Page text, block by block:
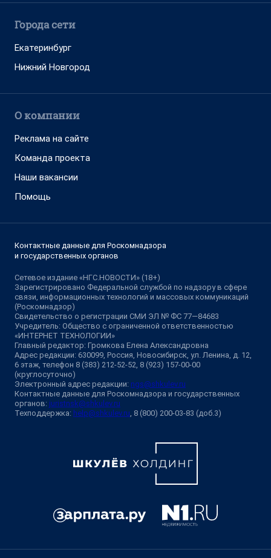
Города сети
Екатеринбург
Нижний Новгород
О компании
Реклама на сайте
Команда проекта
Наши вакансии
Помощь
Контактные данные для Роскомнадзора
и государственных органов
Сетевое издание «НГС.НОВОСТИ» (18+)
Зарегистрировано Федеральной службой по надзору в сфере
связи, информационных технологий и массовых коммуникаций
(Роскомнадзор)
Свидетельство о регистрации СМИ ЭЛ № ФС 77—84683
Учредитель: Общество с ограниченной ответственностью
«ИНТЕРНЕТ ТЕХНОЛОГИИ»
Главный редактор: Громкова Елена Александровна
Адрес редакции: 630099, Россия, Новосибирск, ул. Ленина, д. 12,
6 этаж, телефон 8 (383) 212-52-52, 8 (923) 157-00-00
(круглосуточно)
Электронный адрес редакции: ngs@shkulev.ru
Контактные данные для Роскомнадзора и государственных
органов: juristnsk@shkulev.ru
Техподдержка: help@shkulev.ru , 8 (800) 200-03-83 (доб.3)